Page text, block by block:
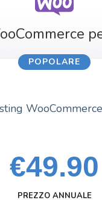
POPOLARE
€49.90
PREZZO ANNUALE